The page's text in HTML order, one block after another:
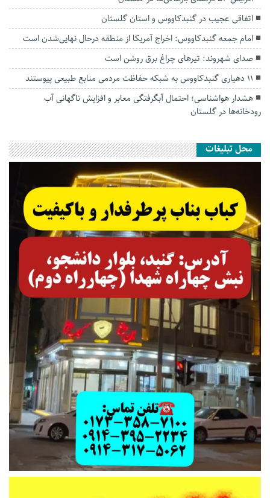
اتفاقی عجیب در‌ گنبدکاووس و استان گلستان
امام جمعه گنبدکاووس: اخراج آمریکا از منطقه درحال نهایی‌شدن است
صدای شهروند: تیرهای چراغ برق روشن است
۱۱ دهیاری گنبدکاووس به شبکه حفاظت مردمی منابع طبیعی پیوستند
هشدار هواشناسی؛ احتمال آبگرفتگی معابر و افزایش ناگهانی آب
رودخانه‌ها در گلستان
محل تبلیغات